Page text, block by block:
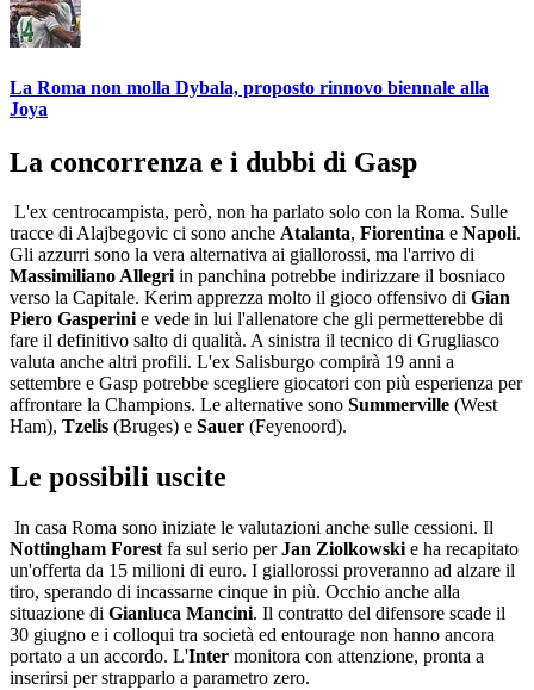
La Roma non molla Dybala, proposto rinnovo biennale alla
Joya
La concorrenza e i dubbi di Gasp
L'ex centrocampista, però, non ha parlato solo con la Roma. Sulle
tracce di Alajbegovic ci sono anche Atalanta, Fiorentina e Napoli.
Gli azzurri sono la vera alternativa ai giallorossi, ma l'arrivo di
Massimiliano Allegriin panchina potrebbe indirizzare il bosniaco
verso la Capitale. Kerim apprezza molto il gioco offensivo di Gian
Piero Gasperinie vede in lui l'allenatore che gli permetterebbe di
fare il definitivo salto di qualità. A sinistra il tecnico di Grugliasco
valuta anche altri profili. L'ex Salisburgo compirà 19 anni a
settembre e Gasp potrebbe scegliere giocatori con più esperienza per
affrontare la Champions. Le alternative sono Summerville (West
Ham), Tzelis (Bruges) e Sauer (Feyenoord).
Le possibili uscite
In casa Roma sono iniziate le valutazioni anche sulle cessioni. Il
Nottingham Forest fa sul serio perJan Ziolkowski e ha recapitato
un'offerta da 15 milioni di euro. I giallorossi proveranno ad alzare il
tiro, sperando di incassarne cinque in più. Occhio anche alla
situazione di Gianluca Mancini. Il contratto del difensore scade il
30 giugno e i colloqui tra società ed entourage non hanno ancora
portato a un accordo. L'Inter monitora con attenzione, pronta a
inserirsi per strapparlo a parametro zero.